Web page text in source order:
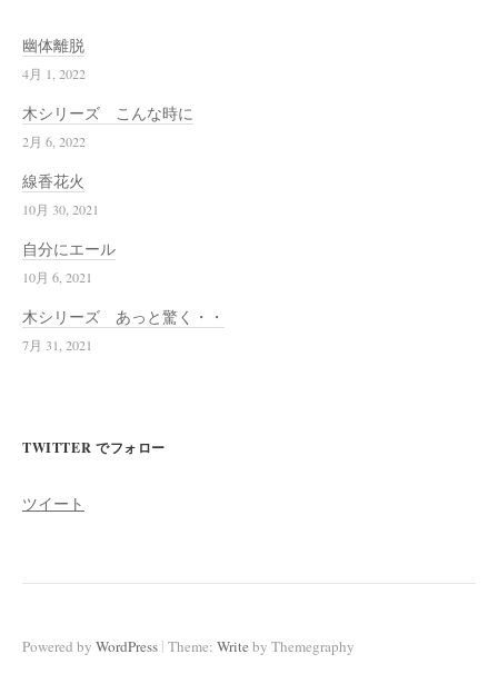
幽体離脱
4月 1, 2022
木シリーズ こんな時に
2月 6, 2022
線香花火
10月 30, 2021
自分にエール
10月 6, 2021
木シリーズ あっと驚く・・
7月 31, 2021
TWITTER でフォロー
ツイート
Powered by WordPress | Theme: Write by Themegraphy